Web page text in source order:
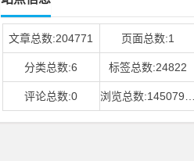
文章总数:204771 页面总数:1
分类总数:6 标签总数:24822
评论总数:0